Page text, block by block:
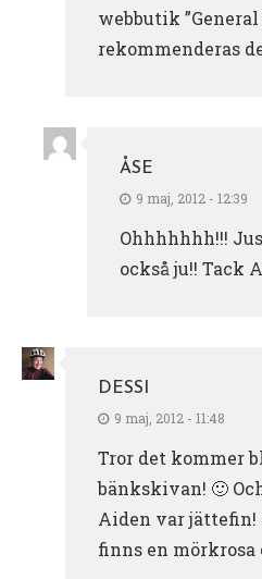
webbutik ”General
rekommenderas
ÅSE
9 maj, 2012 - 12:39
Ohhhhhhh!!!
också ju!! Tack
DESSI
9 maj, 2012 - 11:48
Tror det kommer
bänkskivan! 🙂
Aiden var jättefin!
finns en mörkrosa